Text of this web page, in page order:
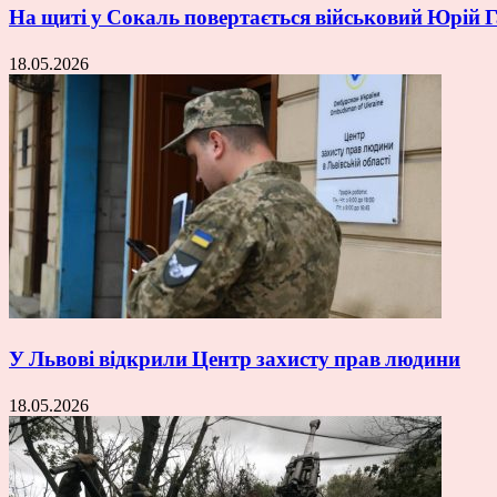
На щиті у Сокаль повертається військовий Юрій
18.05.2026
У Львові відкрили Центр захисту прав людини
18.05.2026